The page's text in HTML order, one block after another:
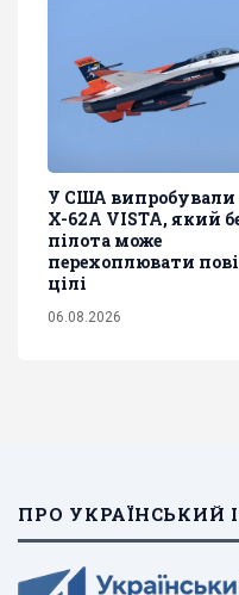
У США випробували
X-62A VISTA, який
пілота може
перехоплювати
цілі
06.08.2026
ПРО УКРАЇНСЬКИЙ